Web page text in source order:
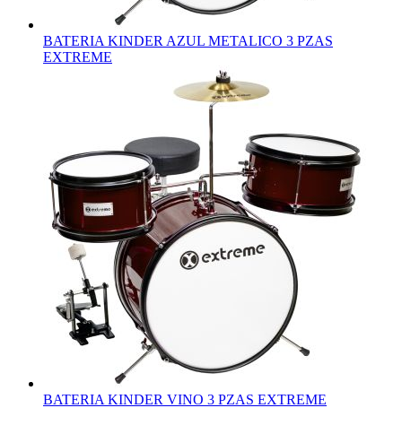
BATERIA KINDER AZUL METALICO 3 PZAS
EXTREME
BATERIA KINDER VINO 3 PZAS EXTREME